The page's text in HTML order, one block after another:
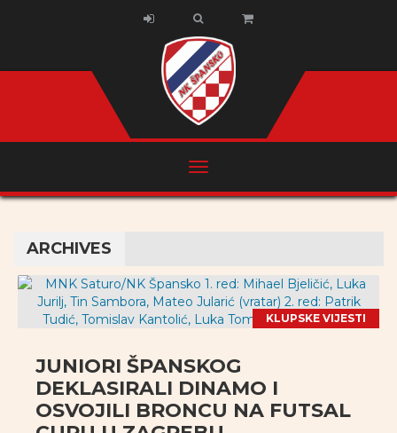
ARCHIVES
KLUPSKE VIJESTI
JUNIORI ŠPANSKOG
DEKLASIRALI DINAMO I
OSVOJILI BRONCU NA FUTSAL